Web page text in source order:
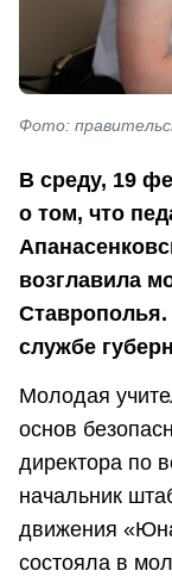
Фото:
В среду, 19
о том, что
возглавила
службе
Молодая
основ
директора по
начальник
движения
состояла в